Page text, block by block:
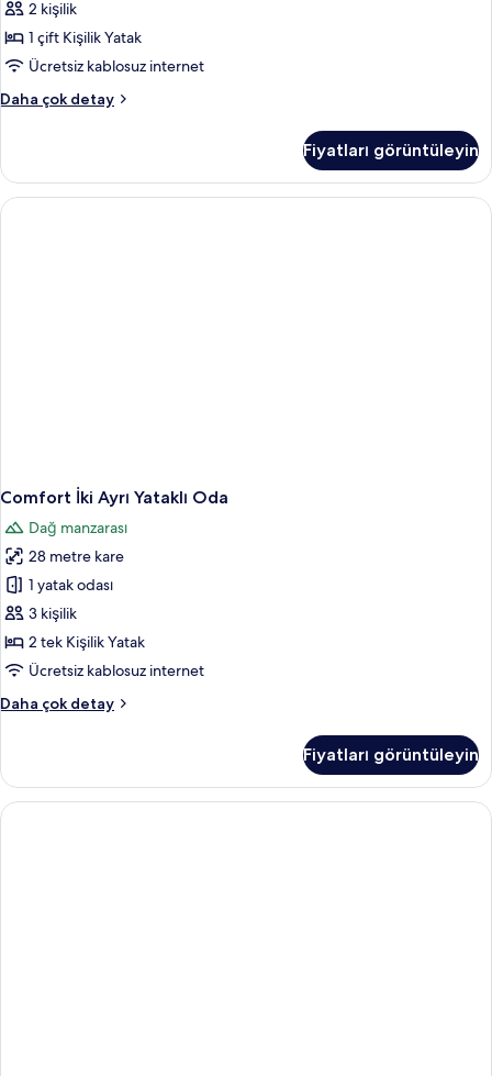
2 kişilik
1 çift Kişilik Yatak
Ücretsiz kablosuz internet
Daha çok detay
Comfort
Oda
hakkında
daha
Fiyatları görüntüleyin
Comfort İki Ayrı Yataklı Oda
Dağ manzarası
28 metre kare
1 yatak odası
3 kişilik
2 tek Kişilik Yatak
Ücretsiz kablosuz internet
Daha çok detay
Comfort
Oda
hakkında
daha
Fiyatları görüntüleyin